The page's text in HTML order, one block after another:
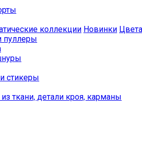
коллекции Новинки Цвета
пуллеры
стикеры
ткани, детали кроя, карманы